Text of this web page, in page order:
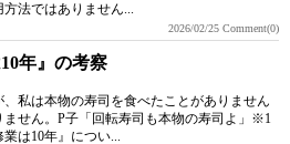
法ではありません...
2026/02/25 Comment(0)
年』の考察
、私は本物の寿司を食べたことがありません
ません。P子「回転寿司も本物の寿司よ」※1
は10年』につい...